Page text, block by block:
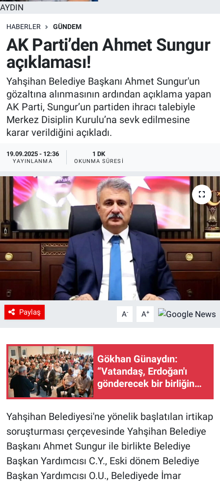
AYDIN
HABERLER GÜNDEM
AK Parti’den Ahmet Sungur
açıklaması!
Yahşihan Belediye Başkanı Ahmet Sungur'un
gözaltına alınmasının ardından açıklama yapan
AK Parti, Sungur’un partiden ihracı talebiyle
Merkez Disiplin Kurulu’na sevk edilmesine
karar verildiğini açıkladı.
19.09.2025 - 12:36
YAYINLANMA
1 DK
OKUNMA SÜRESI
Paylaş A- A+
Gökhan Günaydın:
“Vatandaş, Erdoğan'ı
gönderecek bir birliğin
Yahşihan Belediyesi'ne yönelik başlatılan irtikap
soruşturması çerçevesinde Yahşihan Belediye
Başkanı Ahmet Sungur ile birlikte Belediye
Başkan Yardımcısı C.Y., Eski dönem Belediye
Başkan Yardımcısı O.U., Belediyede İmar